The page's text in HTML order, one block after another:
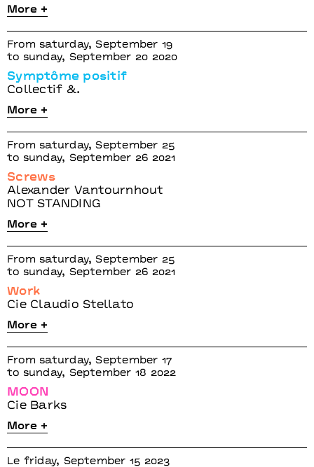
More +
From saturday, September 19
to sunday, September 20 2020
Symptôme positif
Collectif &.
More +
From saturday, September 25
to sunday, September 26 2021
Screws
Alexander Vantournhout
NOT STANDING
More +
From saturday, September 25
to sunday, September 26 2021
Work
Cie Claudio Stellato
More +
From saturday, September 17
to sunday, September 18 2022
MOON
Cie Barks
More +
Le friday, September 15 2023